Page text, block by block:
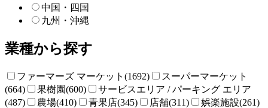
中国・四国
九州・沖縄
業種から探す
ファーマーズ マーケット(1692)
スーパーマーケット
(664)
果樹園(600)
サービスエリア / パーキング エリア
(487)
農場(410) 青果店(345) 店舗(311)
娯楽施設(261)